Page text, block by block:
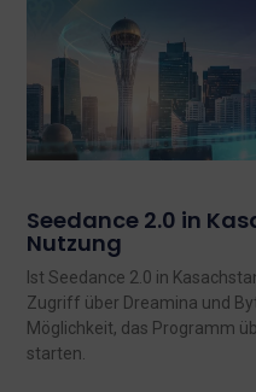
Seedance 2.0 in
Nutzung
Ist Seedance 2.0 in
Zugriff über Dreamina und
Möglichkeit, das Programm
starten.